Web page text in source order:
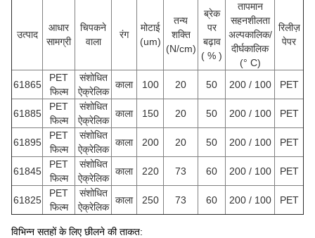
उत्पाद
आधार
सामग्री
चिपकने
वाला
रंग
मोटाई
(um)
तन्य
शक्ति
(N/cm)
ब्रेक
पर
बढ़ाव
( % )
तापमान
सहनशीलता
अल्पकालिक/
दीर्घकालिक
(° C)
रिलीज़
पेपर
61865
PET
फिल्म
संशोधित
ऐक्रेलिक
काला 100 20 50 200 / 100 PET
61885
PET
फिल्म
संशोधित
ऐक्रेलिक
काला 150 20 50 200 / 100 PET
61895
PET
फिल्म
संशोधित
ऐक्रेलिक
काला 200 20 50 200 / 100 PET
61845
PET
फिल्म
संशोधित
ऐक्रेलिक
काला 220 73 60 200 / 100 PET
61825
PET
फिल्म
संशोधित
ऐक्रेलिक
काला 250 73 60 200 / 100 PET
विभिन्न सतहों के लिए छीलने की ताकत: